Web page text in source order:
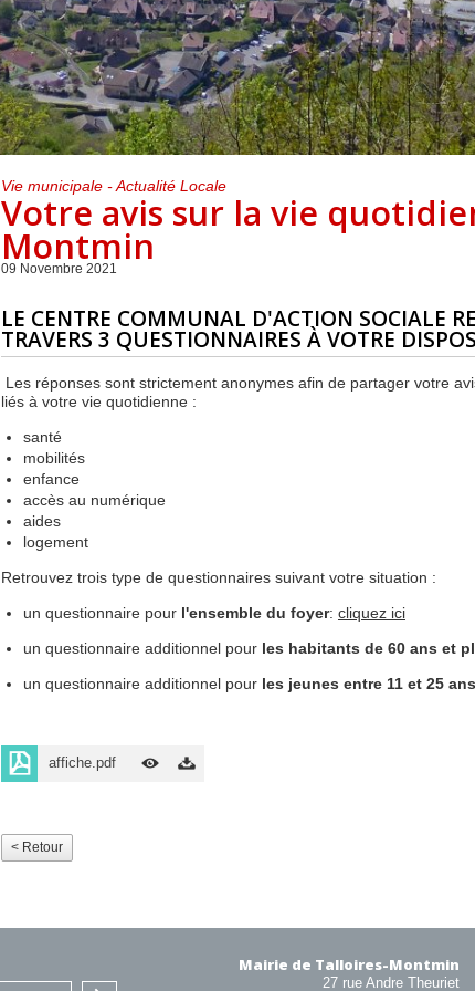
Centre de loisirs et
périscolaire
Mercredis
périscolaire
Vacances scolaires
Subventions
Vie municipale - Actualité Locale
Votre avis sur la vie
Montmin
09 Novembre 2021
LE CENTRE COMMUNAL D'ACTION SOCIALE
TRAVERS 3 QUESTIONNAIRES À VOTRE
Les réponses sont strictement anonymes afin de partager votre
liés à votre vie quotidienne :
santé
mobilités
enfance
accès au numérique
aides
logement
Retrouvez trois type de questionnaires suivant votre situation :
un questionnaire pour l'ensemble du foyer: cliquez ici
un questionnaire additionnel pour les habitants de 60 ans et
un questionnaire additionnel pour les jeunes entre 11 et 25 ans
affiche.pdf
< Retour
Mairie de Talloires-Montmin
27 rue Andre Theuriet